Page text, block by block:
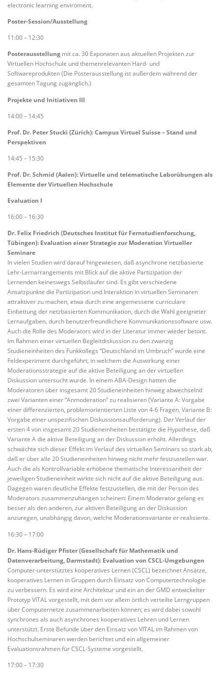
electronic learning enviroment.
Poster-Session/Ausstellung
11:00 – 12:30
Posterausstellung mit ca. 30 Exponaten aus aktuellen Projekten zur
Virtuellen Hochschule und themenrelevanten Hard- und
Softwareprodukten (Die Posterausstellung ist außerdem während der
gesamten Tagung zugänglich.)
Projekte und Initiativen III
14:00 – 14:45
Prof. Dr. Peter Stucki (Zürich): Campus Virtuel Suisse – Stand und
Perspektiven
14:45 – 15:30
Prof. Dr. Schmid (Aalen): Virtuelle und telematische Laborübungen als
Elemente der Virtuellen Hochschule
Evaluation I
16:00 – 16:30
Dr. Felix Friedrich (Deutsches Institut für Fernstudienforschung,
Tübingen): Evaluation einer Strategie zur Moderation Virtueller
Seminare
In vielen Studien wird darauf hingewiesen, daß asynchrone netzbasierte
Lehr-Lernarrangements mit Blick auf die aktive Partizipation der
Lernenden keineswegs Selbstläufer sind. Es gibt verschiedene
Ansatzpunkte die Partizipation und Interaktion in virtuellen Seminaren
attraktiver zu machen, etwa durch eine angemessene curriculare
Einbettung der netzbasierten Kommunikation, durch die Wahl geeigneter
Lernaufgaben, durch benutzerfreundlichere Kommunikationssoftware usw.
Auch die Rolle des Moderators wird in der Literatur immer wieder betont.
Im Rahmen einer virtuellen Begleitdiskussion zu den zwanzig
Studieneinheiten des Funkkollegs “Deutschland im Umbruch” wurde eine
Feldexperiment durchgeführt, in welchem die Auswirkung einer
Moderationsstrategie auf die aktive Beteiligung an der virtuellen
Diskussion untersucht wurde. In einem ABA-Design hatten die
Moderatoren über insgesamt 20 Studieneinheiten hinweg abwechselnd
zwei Varianten einer “Anmoderation” zu realisieren (Variante A: Vorgabe
einer differenzierten, problemorientierten Liste von 4-6 Fragen, Variante B:
Vorgabe einer unspezifischen Diskussionsaufforderung). Der Verlauf der
ersten 4 von insgesamt 20 Studieneinheiten bestätigte die Hypothese, daß
Variante A die aktive Beteiligung an der Diskussion erhöht. Allerdings
schwächte sich dieser Effekt im Verlauf des virtuellen Seminars so stark ab,
daß er über alle 20 Studieneinheiten hinweg nicht mehr festzustellen war.
Auch die als Kontrollvariable erhobene thematische Interessantheit der
jeweiligen Studieneinheit wirkte sich nicht auf die aktive Beteiligung aus.
Dagegen waren deutliche Effekte festzustellen, die mit der Person des
Moderators zusammenzuhängen scheinen: Einem Moderator gelang es
besser als den anderen, zur aktiven Beteiligung an der Diskussion
anzuregen, unabhängig davon, welche Moderationsvariante er realisierte.
16:30 – 17:00
Dr. Hans-Rüdiger Pfister (Gesellschaft für Mathematik und
Datenverarbeitung, Darmstadt): Evaluation von CSCL-Umgebungen
Computer-unterstütztes kooperatives Lernen (CSCL) bezeichnet Ansätze,
kooperatives Lernen in Gruppen durch Einsatz von Computertechnologie
zu verbessern. Es wird eine Architektur und ein an der GMD entwickelter
Prototyp VITAL vorgestellt, mit dem vor allem örtlich verteilte Lerngruppen
über Computernetze zusammenarbeiten können; es wird dabei sowohl
synchrones als auch asynchrones kooperatives Lehren und Lernen
unterstützt. Erste Befunde über den Einsatz von VITAL im Rahmen von
Hochschulseminaren werden berichtet und ein allgemeiner
Evaluationsrahmen für CSCL-Systeme vorgestellt.
17:00 – 17:30